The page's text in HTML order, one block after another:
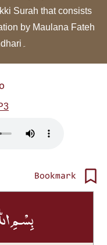
Surah that consists
by Maulana Fateh
بِسۡمِ